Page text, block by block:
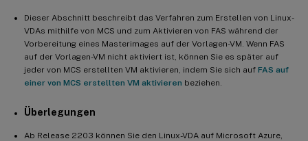
Dieser Abschnitt beschreibt das Verfahren zum Erstellen von Linux-
VDAs mithilfe von MCS und zum Aktivieren von FAS während der
Vorbereitung eines Masterimages auf der Vorlagen-VM. Wenn FAS
auf der Vorlagen-VM nicht aktiviert ist, können Sie es später auf
jeder von MCS erstellten VM aktivieren, indem Sie sich auf FAS auf
einer von MCS erstellten VM aktivieren beziehen.
Überlegungen
Ab Release 2203 können Sie den Linux-VDA auf Microsoft Azure,